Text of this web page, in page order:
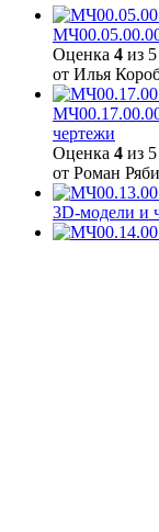
Оценка 4 из 5
от Илья
чертежи
Оценка 4 из 5
от Роман
3D-модели и